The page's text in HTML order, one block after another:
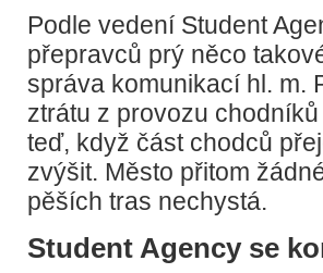
Podle vedení Student
přepravců prý něco
správa komunikací hl. m.
ztrátu z provozu
teď, když část chodců
zvýšit. Město přitom
pěších tras nechystá.
Student Agency se